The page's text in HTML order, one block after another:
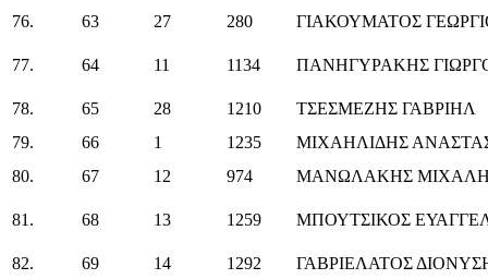
76. 63 27 280 ΓΙΑΚΟΥΜΑΤΟΣ
77. 64 11 1134 ΠΑΝΗΓΥΡΑΚΗΣ
78. 65 28 1210
ΤΣΕΣΜΕΖΗΣ ΓΑΒΡΙΗΛ
79.
66 1 1235
ΜΙΧΑΗΛΙΔΗΣ
80.
67 12 974 ΜΑΝΩΛΑΚΗΣ
81. 68 13 1259 ΜΠΟΥΤΣΙΚΟΣ
82. 69 14 1292 ΓΑΒΡΙΕΛΑΤΟΣ